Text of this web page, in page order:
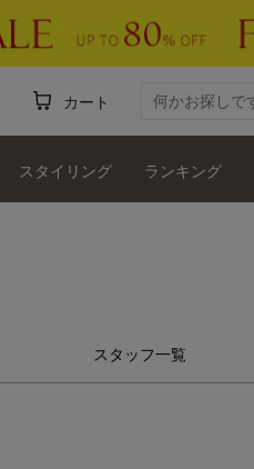
カート
スタイリング ランキング
スタッフ一覧